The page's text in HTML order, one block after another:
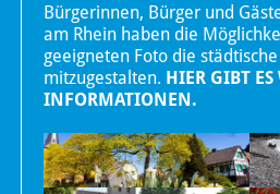
Bürgerinnen, Bürger und
am Rhein haben die
geeigneten Foto die
mitzugestalten. HIER GIBT ES
INFORMATIONEN.